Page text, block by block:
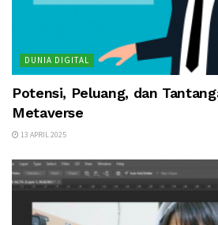
DUNIA DIGITAL
Potensi, Peluang, dan
Metaverse
13 APRIL 2025